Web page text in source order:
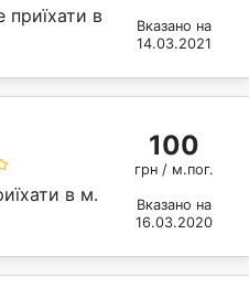
в
Вказано на
14.03.2021
в м.
100
грн / м.пог.
Вказано на
16.03.2020